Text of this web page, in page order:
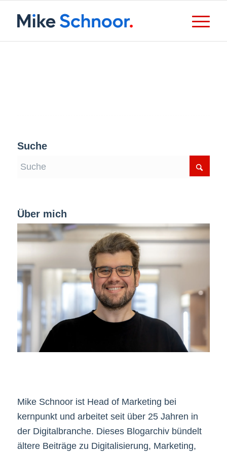
Suche
Über mich
Mike Schnoor ist Head of Marketing bei
kernpunkt und arbeitet seit über 25 Jahren in
der Digitalbranche. Dieses Blogarchiv bündelt
ältere Beiträge zu Digitalisierung, Marketing,